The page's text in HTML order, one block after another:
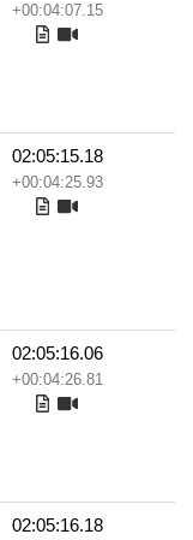
+00:04:07.15
02:05:15.18
+00:04:25.93
02:05:16.06
+00:04:26.81
02:05:16.18